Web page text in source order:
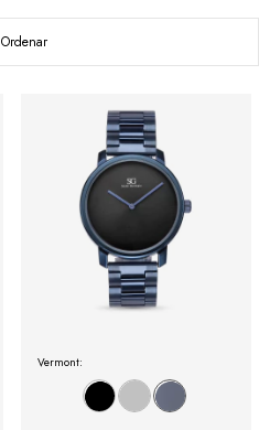
Ordenar
Vermont: